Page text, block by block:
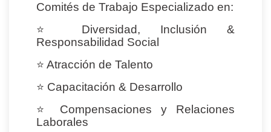
Comités de Trabajo Especializado en:
⭐ Diversidad, Inclusión &
Responsabilidad Social
⭐ Atracción de Talento
⭐ Capacitación & Desarrollo
⭐ Compensaciones y Relaciones
Laborales